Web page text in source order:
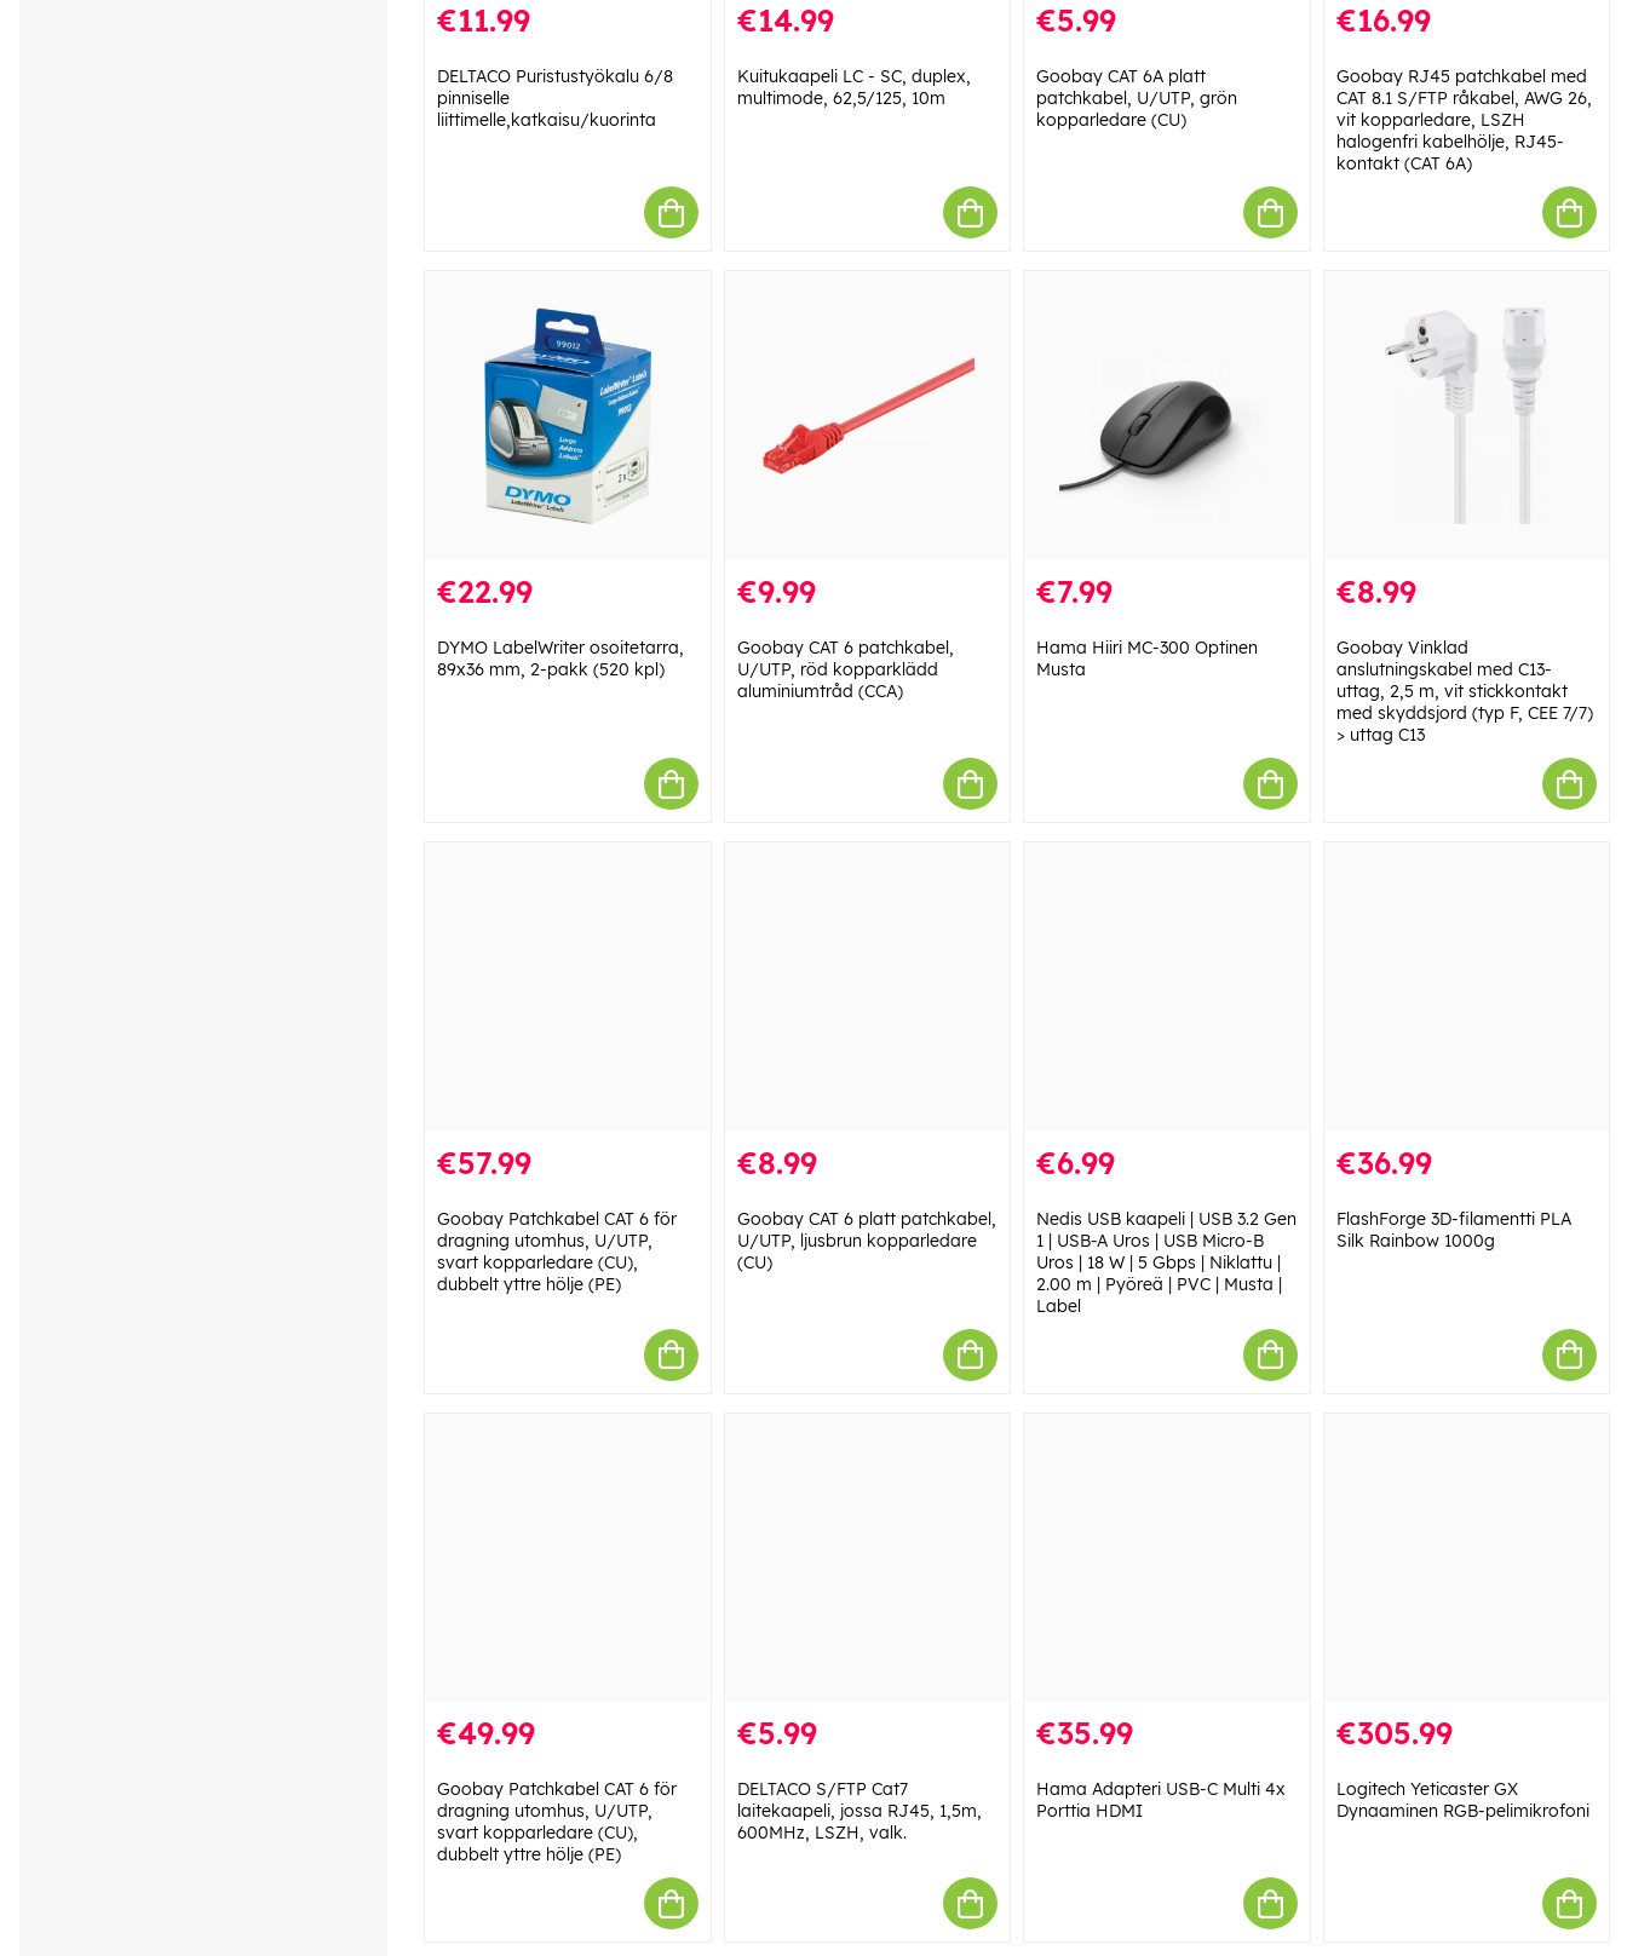
€11.99
DELTACO Puristustyökalu 6/8
pinniselle
liittimelle,katkaisu/kuorinta
€14.99
Kuitukaapeli LC - SC, duplex,
multimode, 62,5/125, 10m
€5.99
Goobay CAT 6A platt
patchkabel, U/UTP, grön
kopparledare (CU)
€16.99
Goobay RJ45 patchkabel med
CAT 8.1 S/FTP råkabel, AWG 26,
vit kopparledare, LSZH
halogenfri kabelhölje, RJ45-
kontakt (CAT 6A)
€22.99
DYMO LabelWriter osoitetarra,
89x36 mm, 2-pakk (520 kpl)
€9.99
Goobay CAT 6 patchkabel,
U/UTP, röd kopparklädd
aluminiumtråd (CCA)
€7.99
Hama Hiiri MC-300 Optinen
Musta
€8.99
Goobay Vinklad
anslutningskabel med C13-
uttag, 2,5 m, vit stickkontakt
med skyddsjord (typ F, CEE 7/7)
> uttag C13
€57.99
Goobay Patchkabel CAT 6 för
dragning utomhus, U/UTP,
svart kopparledare (CU),
dubbelt yttre hölje (PE)
€8.99
Goobay CAT 6 platt patchkabel,
U/UTP, ljusbrun kopparledare
(CU)
€6.99
Nedis USB kaapeli | USB 3.2 Gen
1 | USB-A Uros | USB Micro-B
Uros | 18 W | 5 Gbps | Niklattu |
2.00 m | Pyöreä | PVC | Musta |
Label
€36.99
FlashForge 3D-filamentti PLA
Silk Rainbow 1000g
€49.99
Goobay Patchkabel CAT 6 för
dragning utomhus, U/UTP,
svart kopparledare (CU),
dubbelt yttre hölje (PE)
€5.99
DELTACO S/FTP Cat7
laitekaapeli, jossa RJ45, 1,5m,
600MHz, LSZH, valk.
€35.99
Hama Adapteri USB-C Multi 4x
Porttia HDMI
€305.99
Logitech Yeticaster GX
Dynaaminen RGB-pelimikrofoni